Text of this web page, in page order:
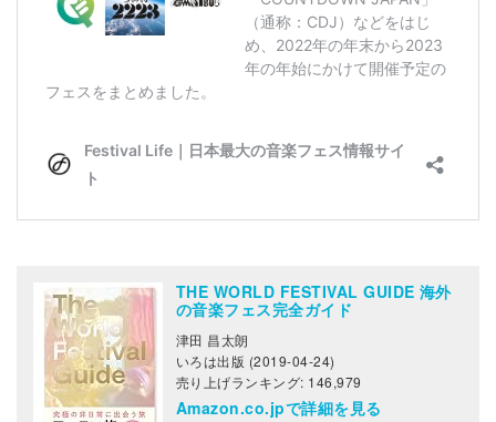
THE WORLD FESTIVAL GUIDE 海外
の音楽フェス完全ガイド
津田 昌太朗
いろは出版 (2019-04-24)
売り上げランキング: 146,979
Amazon.co.jpで詳細を見る